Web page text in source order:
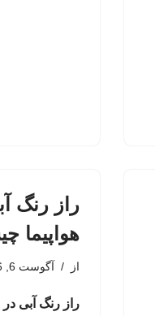
راز رنگ
هواپیما
از آگوست 6, 2026
راز رنگ آبی